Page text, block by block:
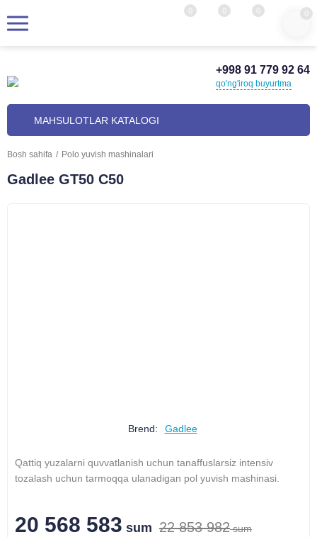
0 0 0 0
+998 91 779 92 64
qo'ng'iroq buyurtma
MAHSULOTLAR KATALOGI
Bosh sahifa / Polo yuvish mashinalari
Gadlee GT50 C50
Brend: Gadlee
Qattiq yuzalarni quvvatlanish uchun tanaffuslarsiz intensiv
tozalash uchun tarmoqqa ulanadigan pol yuvish mashinasi.
20 568 583 sum 22 853 982 sum